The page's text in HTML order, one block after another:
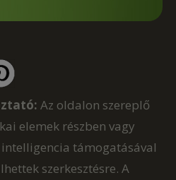
Az oldalon szereplő
elemek részben vagy
intelligencia támogatásával
szerkesztésre. A